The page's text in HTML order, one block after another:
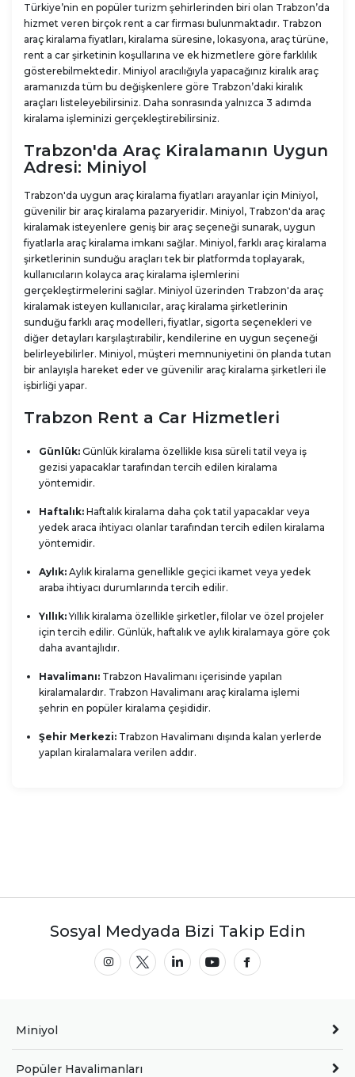
Türkiye’nin en popüler turizm şehirlerinden biri olan Trabzon’da
hizmet veren birçok rent a car firması bulunmaktadır. Trabzon
araç kiralama fiyatları, kiralama süresine, lokasyona, araç türüne,
rent a car şirketinin koşullarına ve ek hizmetlere göre farklılık
gösterebilmektedir. Miniyol aracılığıyla yapacağınız kiralık araç
aramanızda tüm bu değişkenlere göre Trabzon’daki kiralık
araçları listeleyebilirsiniz. Daha sonrasında yalnızca 3 adımda
kiralama işleminizi gerçekleştirebilirsiniz.
Trabzon'da Araç Kiralamanın Uygun
Adresi: Miniyol
Trabzon'da uygun araç kiralama fiyatları arayanlar için Miniyol,
güvenilir bir araç kiralama pazaryeridir. Miniyol, Trabzon'da araç
kiralamak isteyenlere geniş bir araç seçeneği sunarak, uygun
fiyatlarla araç kiralama imkanı sağlar. Miniyol, farklı araç kiralama
şirketlerinin sunduğu araçları tek bir platformda toplayarak,
kullanıcıların kolayca araç kiralama işlemlerini
gerçekleştirmelerini sağlar. Miniyol üzerinden Trabzon'da araç
kiralamak isteyen kullanıcılar, araç kiralama şirketlerinin
sunduğu farklı araç modelleri, fiyatlar, sigorta seçenekleri ve
diğer detayları karşılaştırabilir, kendilerine en uygun seçeneği
belirleyebilirler. Miniyol, müşteri memnuniyetini ön planda tutan
bir anlayışla hareket eder ve güvenilir araç kiralama şirketleri ile
işbirliği yapar.
Trabzon Rent a Car Hizmetleri
Günlük: Günlük kiralama özellikle kısa süreli tatil veya iş
gezisi yapacaklar tarafından tercih edilen kiralama
yöntemidir.
Haftalık: Haftalık kiralama daha çok tatil yapacaklar veya
yedek araca ihtiyacı olanlar tarafından tercih edilen kiralama
yöntemidir.
Aylık: Aylık kiralama genellikle geçici ikamet veya yedek
araba ihtiyacı durumlarında tercih edilir.
Yıllık:Yıllık kiralama özellikle şirketler, filolar ve özel projeler
için tercih edilir. Günlük, haftalık ve aylık kiralamaya göre çok
daha avantajlıdır.
Havalimanı: Trabzon Havalimanı içerisinde yapılan
kiralamalardır. Trabzon Havalimanı araç kiralama işlemi
şehrin en popüler kiralama çeşididir.
Şehir Merkezi: Trabzon Havalimanı dışında kalan yerlerde
yapılan kiralamalara verilen addır.
Sosyal Medyada Bizi Takip Edin
Miniyol
Popüler Havalimanları